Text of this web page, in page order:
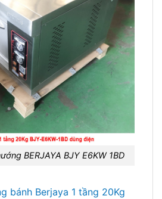
BERJAYA BJY E6KW 1BD
bánh Berjaya 1 tầng 20Kg